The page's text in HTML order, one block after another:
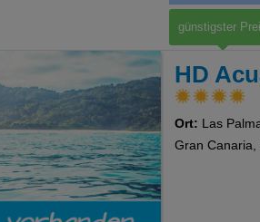
günstigster
HD
Ort: Las
Gran Canaria,